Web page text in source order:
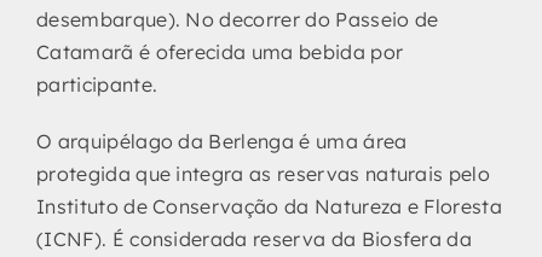
desembarque). No decorrer do Passeio de
Catamarã é oferecida uma bebida por
participante.
O arquipélago da Berlenga é uma área
protegida que integra as reservas naturais pelo
Instituto de Conservação da Natureza e Floresta
(ICNF). É considerada reserva da Biosfera da